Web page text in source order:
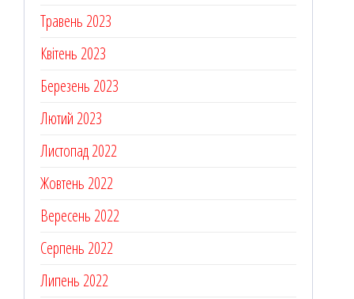
Травень 2023
Квітень 2023
Березень 2023
Лютий 2023
Листопад 2022
Жовтень 2022
Вересень 2022
Серпень 2022
Липень 2022